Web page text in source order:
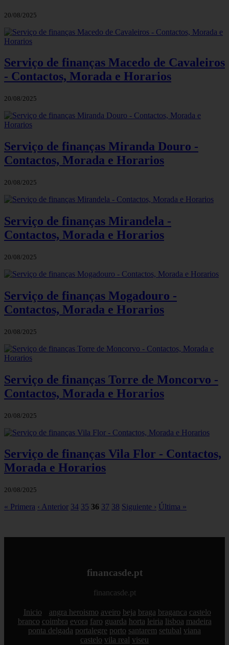
20/08/2025
Serviço de finanças Macedo de Cavaleiros
- Contactos, Morada e Horarios
20/08/2025
Serviço de finanças Miranda Douro -
Contactos, Morada e Horarios
20/08/2025
Serviço de finanças Mirandela -
Contactos, Morada e Horarios
20/08/2025
Serviço de finanças Mogadouro -
Contactos, Morada e Horarios
20/08/2025
Serviço de finanças Torre de Moncorvo -
Contactos, Morada e Horarios
20/08/2025
Serviço de finanças Vila Flor - Contactos,
Morada e Horarios
20/08/2025
« Primera ‹ Anterior 34 35 36 37 38 Siguiente › Última »
financasde.pt
financasde.pt
Inicio angra heroismo aveiro beja braga braganca castelo
branco coimbra evora faro guarda horta leiria lisboa madeira
ponta delgada portalegre porto santarem setubal viana
castelo vila real viseu